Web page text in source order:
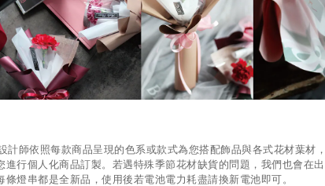
計師依照每款商品呈現的色系或款式為您搭配飾品與各式花材葉材
進行個人化商品訂製。若遇特殊季節花材缺貨的問題，我們也會在出
條燈串都是全新品，使用後若電池電力耗盡請換新電池即可。